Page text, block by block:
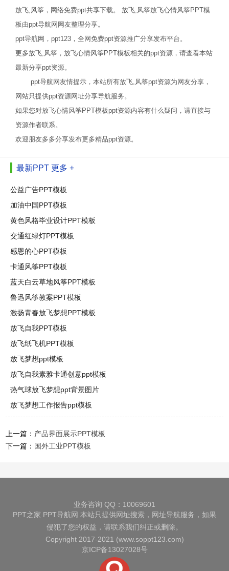
放飞,风筝，网络免费ppt共享下载。 放飞,风筝放飞心情风筝PPT模
板由ppt导航网网友整理分享。
ppt导航网，ppt123，全网免费ppt资源推广分享发布平台。
更多放飞,风筝，放飞心情风筝PPT模板相关的ppt资源，请查看本站
最新分享ppt资源。
ppt导航网友情提示，本站所有放飞,风筝ppt资源为网友分享，
网站只提供ppt资源网址分享导航服务。
如果您对放飞心情风筝PPT模板ppt资源内容有什么疑问，请直接与
资源作者联系。
欢迎朋友多多分享发布更多精品ppt资源。
最新PPT 更多 +
公益广告PPT模板
加油中国PPT模板
黄色风格毕业设计PPT模板
交通红绿灯PPT模板
感恩的心PPT模板
卡通风筝PPT模板
蓝天白云草地风筝PPT模板
鲁迅风筝教案PPT模板
激扬青春放飞梦想PPT模板
放飞自我PPT模板
放飞纸飞机PPT模板
放飞梦想ppt模板
放飞自我素雅卡通创意ppt模板
热气球放飞梦想ppt背景图片
放飞梦想工作报告ppt模板
上一篇： 产品界面展示PPT模板
下一篇： 国外工业PPT模板
业务咨询 QQ：10069601
PPT之家 PPT导航网 本站只提供网址搜索，网址导航服务，如果
侵犯了您的权益，请联系我们纠正或删除。
Copyright 2017-2021 (www.soppt123.com)
京ICP备13027028号